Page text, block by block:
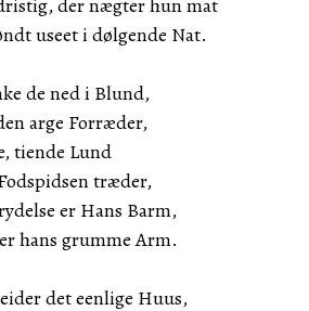
der nægter hun mat
useet i dølgende Nat.
de ned i Blund,
arge Forræder,
tiende Lund
træder,
er Hans Barm,
hans grumme Arm.
det eenlige Huus,